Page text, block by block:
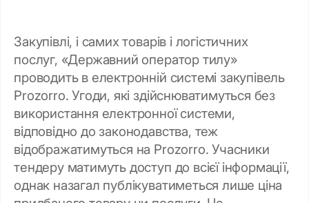
Закупівлі, і самих товарів і логістичних
послуг, «Державний оператор тилу»
проводить в електронній системі закупівель
Prozorro. Угоди, які здійснюватимуться без
використання електронної системи,
відповідно до законодавства, теж
відображатимуться на Prozorro. Учасники
тендеру матимуть доступ до всієї інформації,
однак назагал публікуватиметься лише ціна